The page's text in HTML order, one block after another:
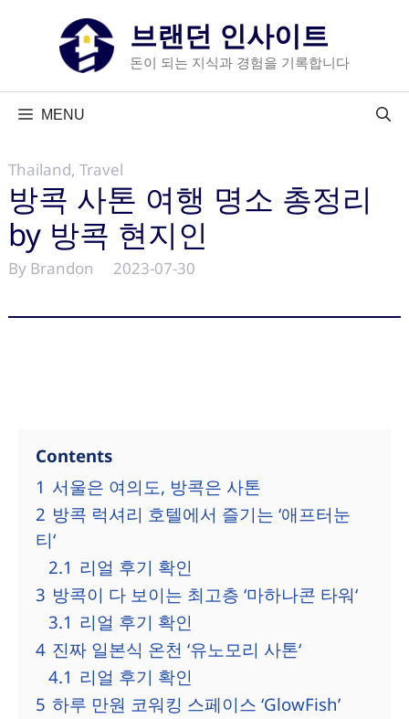
기
브랜던 인사이트
돈이 되는 지식과 경험을 기록합니다
MENU
Thailand, Travel
방콕 사톤 여행 명소 총정리
by 방콕 현지인
By Brandon 2023-07-30
Contents
1 서울은 여의도, 방콕은 사톤
2 방콕 럭셔리 호텔에서 즐기는 ‘애프터눈
티‘
2.1 리얼 후기 확인
3 방콕이 다 보이는 최고층 ‘마하나콘 타워‘
3.1 리얼 후기 확인
4 진짜 일본식 온천 ‘유노모리 사톤‘
4.1 리얼 후기 확인
5 하루 만원 코워킹 스페이스 ‘GlowFish’